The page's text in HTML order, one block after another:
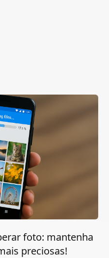
foto: mantenha
preciosas!